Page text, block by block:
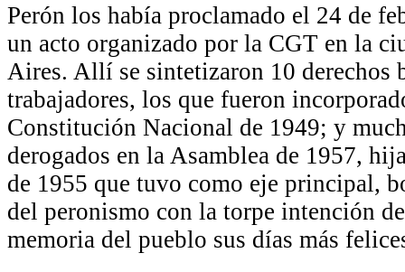
Perón los había proclamado el 24 de
un acto organizado por la CGT en la
Aires. Allí se sintetizaron 10 derechos
trabajadores, los que fueron
Constitución Nacional de 1949; y
derogados en la Asamblea de 1957,
de 1955 que tuvo como eje principal,
del peronismo con la torpe intención
memoria del pueblo sus días más